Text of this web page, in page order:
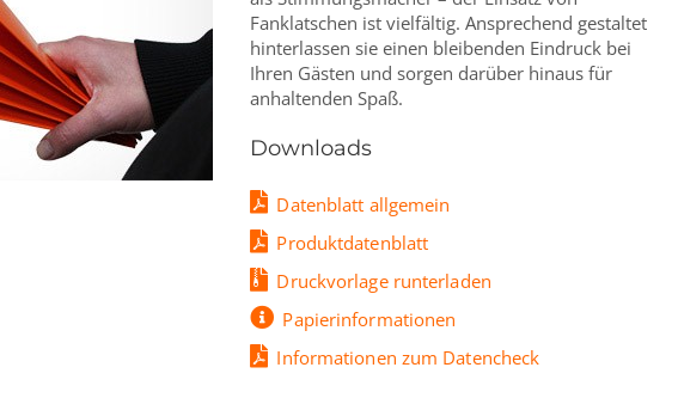
Fanklatschen ist vielfältig. Ansprechend gestaltet
hinterlassen sie einen bleibenden Eindruck bei
Ihren Gästen und sorgen darüber hinaus für
anhaltenden Spaß.
Downloads
Datenblatt allgemein
Produktdatenblatt
Druckvorlage runterladen
Papierinformationen
Informationen zum Datencheck